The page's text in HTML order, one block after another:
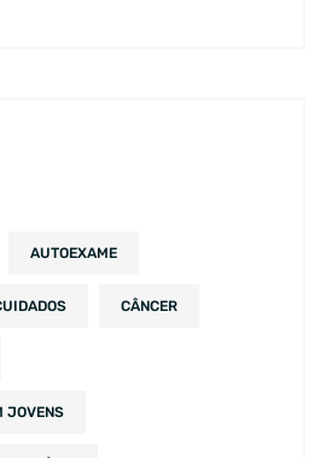
AUTOEXAME
CÂNCER
JOVENS